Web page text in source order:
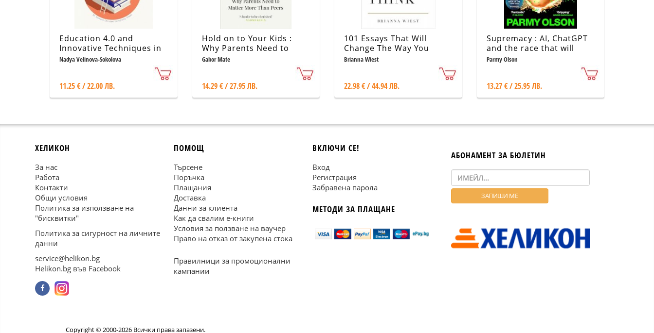
Education 4.0 and
Innovative Techniques in
Teaching
Nadya Velinova-Sokolova
11.25 € / 22.00 ЛВ.
Hold on to Your Kids :
Why Parents Need to
Matter More Than Peers
Gabor Mate
14.29 € / 27.95 ЛВ.
101 Essays That Will
Change The Way You
Think
Brianna Wiest
22.98 € / 44.94 ЛВ.
Supremacy : AI, ChatGPT
and the race that will
change the world
Parmy Olson
13.27 € / 25.95 ЛВ.
ХЕЛИКОН
За нас
Работа
Контакти
Общи условия
Политика за използване на
"бисквитки"
Политика за сигурност на личните
данни
service@helikon.bg
Helikon.bg във Facebook
ПОМОЩ
Търсене
Поръчка
Плащания
Доставка
Данни за клиента
Как да свалим е-книги
Условия за ползване на ваучер
Право на отказ от закупена стока
Правилници за промоционални
кампании
ВКЛЮЧИ СЕ!
Вход
Регистрация
Забравена парола
МЕТОДИ ЗА ПЛАЩАНЕ
АБОНАМЕНТ ЗА БЮЛЕТИН
Copyright © 2000-2026 Всички права запазени.